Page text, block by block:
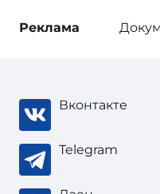
Реклама
Вконтакте
Telegram